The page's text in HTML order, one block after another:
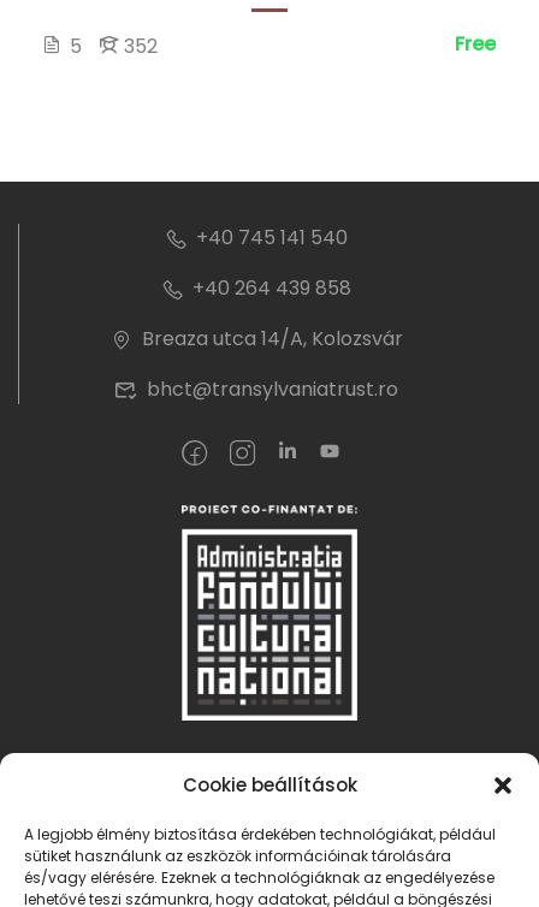
Cookie beállítások
A legjobb élmény biztosítása érdekében technológiákat, például
sütiket használunk az eszközök információinak tárolására
és/vagy elérésére. Ezeknek a technológiáknak az engedélyezése
lehetővé teszi számunkra, hogy adatokat, például a böngészési
5 352 Free
+40 745 141 540
+40 264 439 858
Breaza utca 14/A, Kolozsvár
bhct@transylvaniatrust.ro
banffycastle.ro
transylvaniatrust.ro